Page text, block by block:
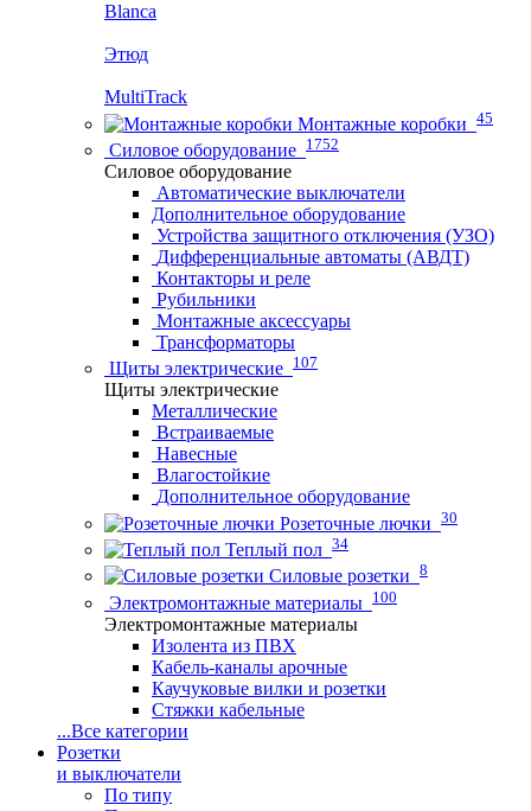
Blanca
Этюд
MultiTrack
Монтажные коробки 45
Силовое оборудование 1752
Силовое оборудование
Автоматические выключатели
Дополнительное оборудование
Устройства защитного отключения (УЗО)
Дифференциальные автоматы (АВДТ)
Контакторы и реле
Рубильники
Монтажные аксессуары
Трансформаторы
Щиты электрические 107
Щиты электрические
Металлические
Встраиваемые
Навесные
Влагостойкие
Дополнительное оборудование
Розеточные лючки 30
Теплый пол 34
Силовые розетки 8
Электромонтажные материалы 100
Электромонтажные материалы
Изолента из ПВХ
Кабель-каналы арочные
Каучуковые вилки и розетки
Стяжки кабельные
...Все категории
Розетки
и выключатели
По типу